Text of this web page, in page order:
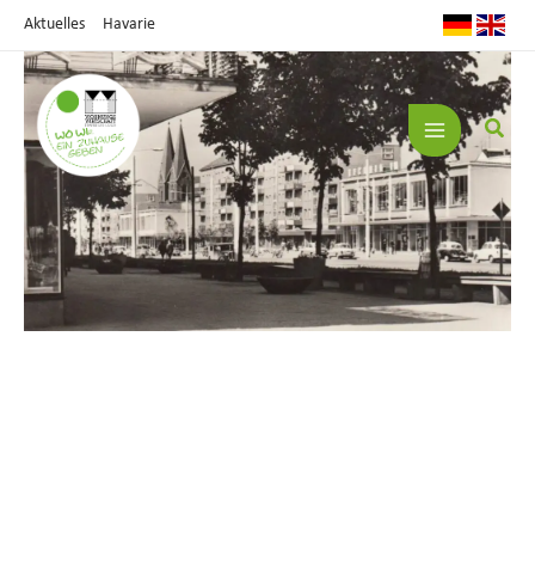
springen
Aktuelles Havarie